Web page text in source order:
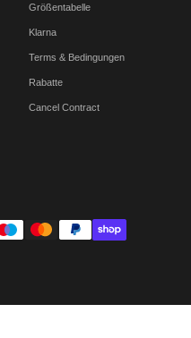
Größentabelle
Klarna
Terms & Bedingungen
Rabatte
Cancel Contract